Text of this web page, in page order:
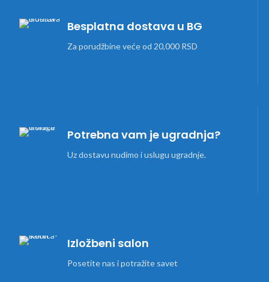
Besplatna dostava u BG
Za porudžbine veće od 20,000 RSD
Potrebna vam je ugradnja?
Uz dostavu nudimo i uslugu ugradnje.
Izložbeni salon
Posetite nas i potražite savet